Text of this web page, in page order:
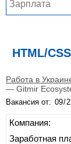
HTML/
Работа в
— Gitmir
Вакансия от:
Компания:
Заработная